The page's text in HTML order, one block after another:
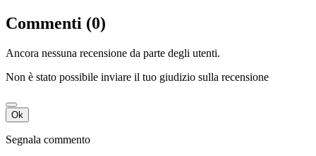
Commenti (0)
Ancora nessuna recensione da parte degli utenti.
Non è stato possibile inviare il tuo giudizio sulla recensione
Ok
Segnala commento